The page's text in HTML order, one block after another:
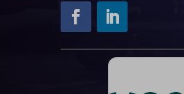
Gratis offerte in 24 uur
Landelijke dekking.
Vraag binnen 10 seconden een
24/7 Storingsdienst